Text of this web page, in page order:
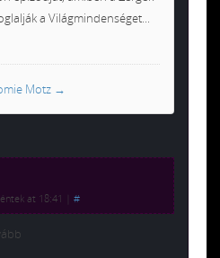
a Világmindenséget...
Motz →
at 18:41 #